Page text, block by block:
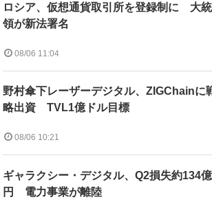
ロシア、仮想通貨取引所を登録制に 大統
領が新法署名
08/06 11:04
野村傘下レーザーデジタル、ZIGChainに
略出資 TVL1億ドル目標
08/06 10:21
ギャラクシー・デジタル、Q2損失約134億
円 電力事業が離陸